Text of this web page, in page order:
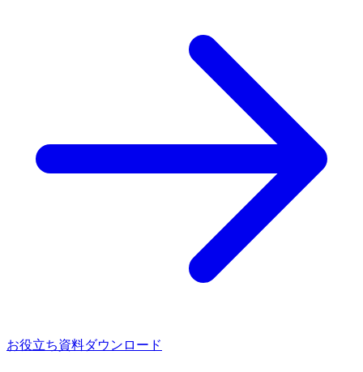
お役立ち資料ダウンロード